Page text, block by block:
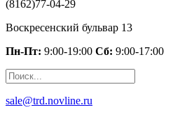
(8162)77-04-29
Воскресенский бульвар 13
Пн-Пт: 9:00-19:00 Сб: 9:00-17:00
sale@trd.novline.ru